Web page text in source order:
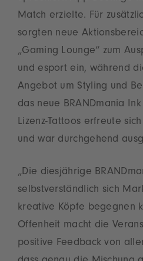
Match erzielte. Für
sorgten neue
„Gaming Lounge“ zum
und esport ein, während
Angebot um Styling und
das neue BRANDmania
Lizenz-Tattoos erfreute
und war durchgehend
„Die diesjährige
selbstverständlich sich
kreative Köpfe begegnen
Offenheit macht die
positive Feedback von